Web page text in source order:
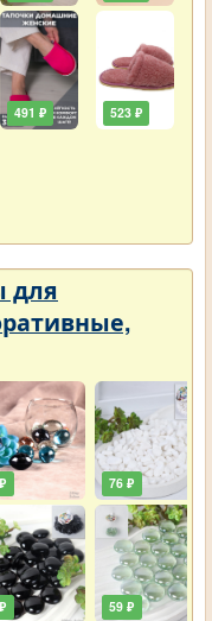
491 ₽ 523 ₽
для
76 ₽
59 ₽